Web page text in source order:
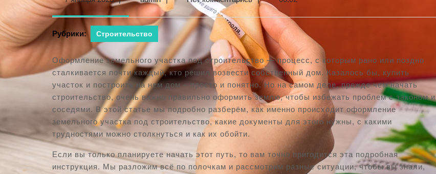
января
2026
Рубрики: Строительство
Оформление земельного участка под строительство — процесс, с которым рано или поздно
сталкивается почти каждый, кто решил возвести собственный дом. Казалось бы, купить
участок и построить на нем дом – просто и понятно. Но на самом деле, прежде чем начать
строительство, очень важно правильно оформить землю, чтобы избежать проблем с законом и
соседями. В этой статье мы подробно разберём, как именно происходит оформление
земельного участка под строительство, какие документы для этого нужны, с какими
трудностями можно столкнуться и как их обойти.
Если вы только планируете начать этот путь, то вам точно пригодится эта подробная
инструкция. Мы разложим всё по полочкам и рассмотрим разные ситуации, чтобы вы знали,